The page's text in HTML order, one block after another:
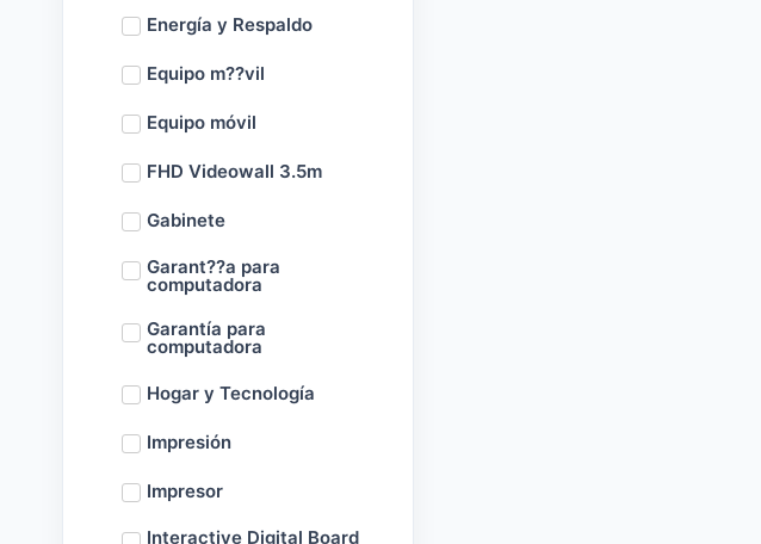
Energía y Respaldo
Equipo m??vil
Equipo móvil
FHD Videowall 3.5m
Gabinete
Garant??a para
computadora
Garantía para
computadora
Hogar y Tecnología
Impresión
Impresor
Interactive Digital Board